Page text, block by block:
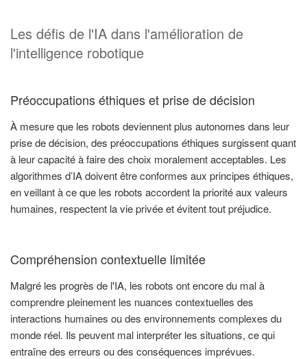
Les défis de l'IA dans l'amélioration de
l'intelligence robotique
Préoccupations éthiques et prise de décision
À mesure que les robots deviennent plus autonomes dans leur
prise de décision, des préoccupations éthiques surgissent quant
à leur capacité à faire des choix moralement acceptables. Les
algorithmes d’IA doivent être conformes aux principes éthiques,
en veillant à ce que les robots accordent la priorité aux valeurs
humaines, respectent la vie privée et évitent tout préjudice.
Compréhension contextuelle limitée
Malgré les progrès de l'IA, les robots ont encore du mal à
comprendre pleinement les nuances contextuelles des
interactions humaines ou des environnements complexes du
monde réel. Ils peuvent mal interpréter les situations, ce qui
entraîne des erreurs ou des conséquences imprévues.